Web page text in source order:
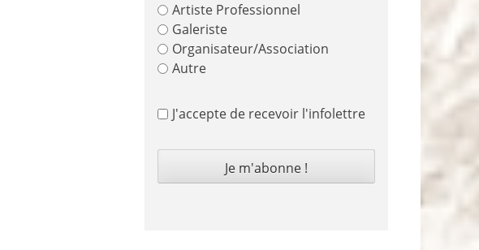
Artiste Professionnel
Galeriste
Organisateur/Association
Autre
J'accepte de recevoir l'infolettre